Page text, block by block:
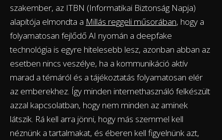
szakember, az ITBN (Informatikai Biztonság Napja)
alapítója elmondta a Millás reggeli műsorában, hogy a
folyamatosan fejlődő AI nyomán a deepfake
technológia is egyre hitelesebb lesz, azonban abban az
esetben nincs veszélye, ha a kommunikáció aktív
marad a témáról és a tájékoztatás folyamatosan elér
az emberekhez. Így minden internethasználó felkészült
azzal kapcsolatban, hogy nem minden az aminek
látszik. Rá kell arra jönni, hogy más szemmel kell
néznünk a tartalmakat, és éberen kell figyelnünk azt,